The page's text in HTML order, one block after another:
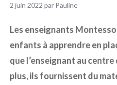
2 juin 2022 par Pauline
Les enseignants
enfants à apprendre en
que l’enseignant au centre
plus, ils fournissent du